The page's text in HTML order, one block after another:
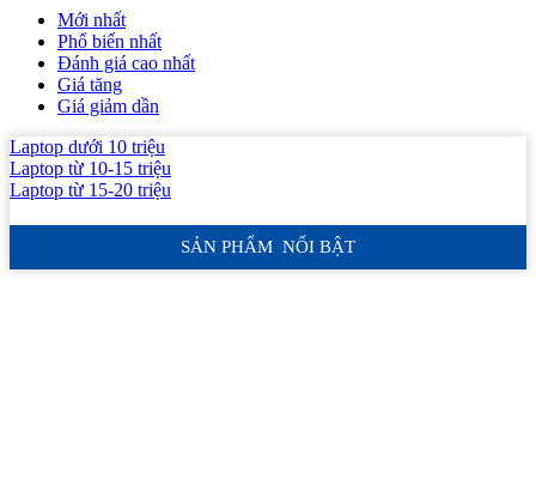
Mới nhất
Phổ biến nhất
Đánh giá cao nhất
Giá tăng
Giá giảm dần
Laptop dưới 10 triệu
Laptop từ 10-15 triệu
Laptop từ 15-20 triệu
SẢN PHẨM NỔI BẬT